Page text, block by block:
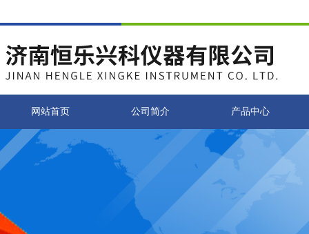
网站首页 公司简介 产品中心